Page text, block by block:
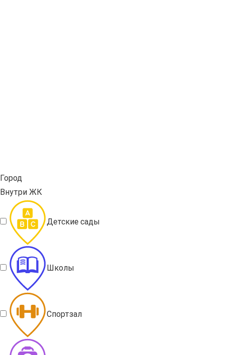
Город
Внутри ЖК
Детские сады
Школы
Спортзал